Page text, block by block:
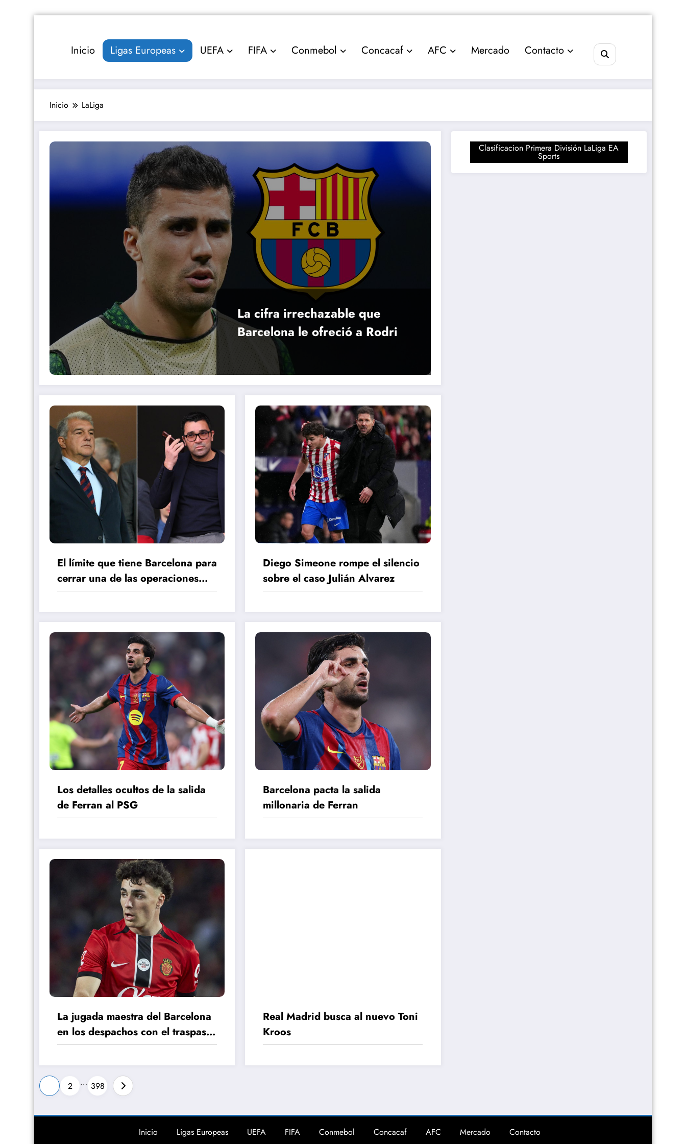
Inicio Ligas Europeas UEFA FIFA Conmebol Concacaf AFC Mercado Contacto
Inicio LaLiga
La cifra irrechazable que
Barcelona le ofreció a Rodri
El límite que tiene Barcelona para
cerrar una de las operaciones
más importantes del mercado
Diego Simeone rompe el silencio
sobre el caso Julián Alvarez
Los detalles ocultos de la salida
de Ferran al PSG
Barcelona pacta la salida
millonaria de Ferran
La jugada maestra del Barcelona
en los despachos con el traspaso
de Jan Virgili
Real Madrid busca al nuevo Toni
Kroos
Paginación
de
2 … 398
Clasificacion Primera División LaLiga EA
Sports
Inicio Ligas Europeas UEFA FIFA Conmebol Concacaf AFC Mercado Contacto